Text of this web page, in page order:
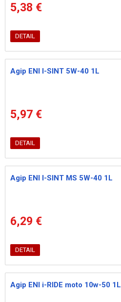
5,38 €
DETAIL
Agip ENI I-SINT 5W-40 1L
5,97 €
DETAIL
Agip ENI I-SINT MS 5W-40 1L
6,29 €
DETAIL
Agip ENI i-RIDE moto 10w-50 1L